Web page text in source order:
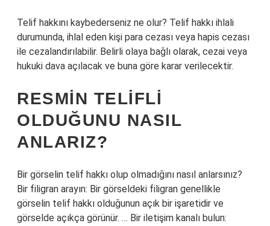
Telif hakkını kaybederseniz ne olur? Telif hakkı ihlali
durumunda, ihlal eden kişi para cezası veya hapis cezası
ile cezalandırılabilir. Belirli olaya bağlı olarak, cezai veya
hukuki dava açılacak ve buna göre karar verilecektir.
RESMIN TELIFLI
OLDUĞUNU NASIL
ANLARIZ?
Bir görselin telif hakkı olup olmadığını nasıl anlarsınız?
Bir filigran arayın: Bir görseldeki filigran genellikle
görselin telif hakkı olduğunun açık bir işaretidir ve
görselde açıkça görünür. … Bir iletişim kanalı bulun: